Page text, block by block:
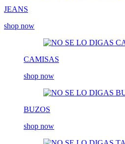
JEANS
shop now
CAMISAS
shop now
BUZOS
shop now